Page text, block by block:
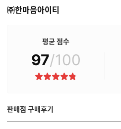
㈜한마음아이티
평균 점수
97/100
별
판매점 구매후기